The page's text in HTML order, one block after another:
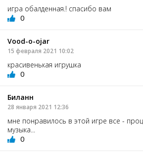
игра обалденная.! спасибо вам
0
Vood-o-ojar
15 февраля 2021 10:02
красивенькая игрушка
0
Биланн
28 января 2021 12:36
мне понравилось в этой игре все -
музыка...
0